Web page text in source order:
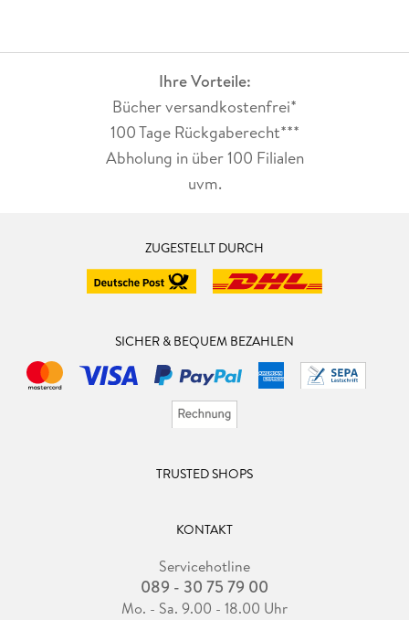
Ihre Vorteile:
Bücher versandkostenfrei*
100 Tage Rückgaberecht***
Abholung in über 100 Filialen
uvm.
ZUGESTELLT DURCH
SICHER & BEQUEM BEZAHLEN
TRUSTED SHOPS
KONTAKT
Servicehotline
089 - 30 75 79 00
Mo. - Sa. 9.00 - 18.00 Uhr